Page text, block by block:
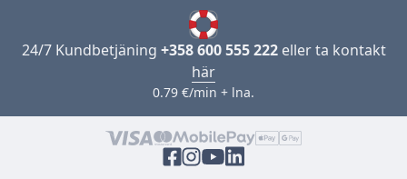
24/7 Kundbetjäning +358 600 555 222eller ta kontakt
här
0.79 €/min + lna.